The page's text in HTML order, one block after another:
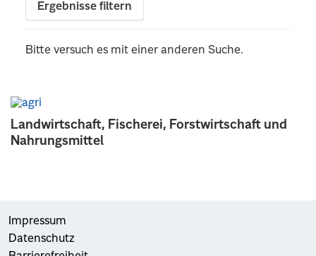
Landwirtschaft, Fischerei, Forstwirtschaft und
Nahrungsmittel
Ergebnisse filtern
Bitte versuch es mit einer anderen Suche.
Impressum
Datenschutz